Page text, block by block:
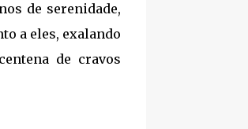
de serenidade,
a eles, exalando
de cravos